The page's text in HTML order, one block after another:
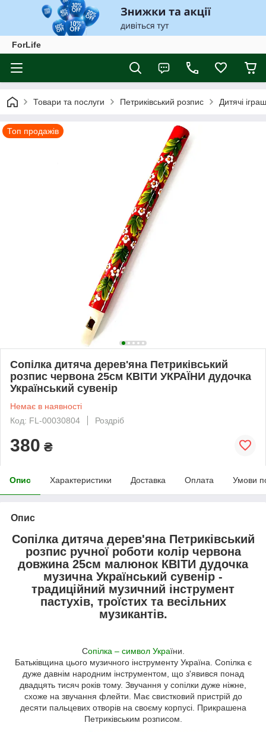
ForLife
Товари та послуги Петриківський розпис Дитячі
Топ продажів
Сопілка дитяча дерев'яна Петриківський
розпис червона 25см КВІТИ УКРАЇНИ дудочка
Український сувенір
Немає в наявності
Код: FL-00030804
Роздріб
380 ₴
Опис Характеристики Доставка Оплата Умови
Опис
Сопілка дитяча дерев'яна Петриківський
розпис ручної роботи колір червона
довжина 25см малюнок КВІТИ дудочка
музична Український сувенір -
традиційний музичний інструмент
пастухів, троїстих та весільних
музикантів.
Сопілка – символ України.
Батьківщина цього музичного інструменту Україна. Сопілка є
дуже давнім народним інструментом, що з'явився понад
двадцять тисяч років тому. Звучання у сопілки дуже ніжне,
схоже на звучання флейти. Має свистковий пристрій до
десяти пальцевих отворів на своєму корпусі. Прикрашена
Петриківським розписом.